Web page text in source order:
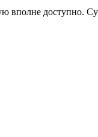
вполне доступно.